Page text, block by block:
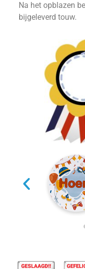
Na het opblazen
bijgeleverd touw.